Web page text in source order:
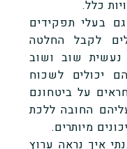
כלל.
בעלי תפקידים
לקבל החלטה
נעשית שוב ושוב
יכולים לשכוח
על ביטחונם
החובה ללכת
מיותרים.
איך נראה ערוץ